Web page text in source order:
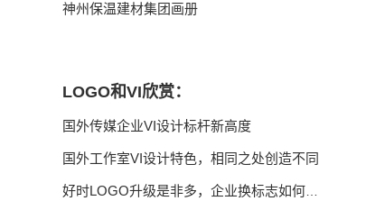
神州保温建材集团画册
LOGO和VI欣赏：
国外传媒企业VI设计标杆新高度
国外工作室VI设计特色，相同之处创造不同
好时LOGO升级是非多，企业换标志如何得体？